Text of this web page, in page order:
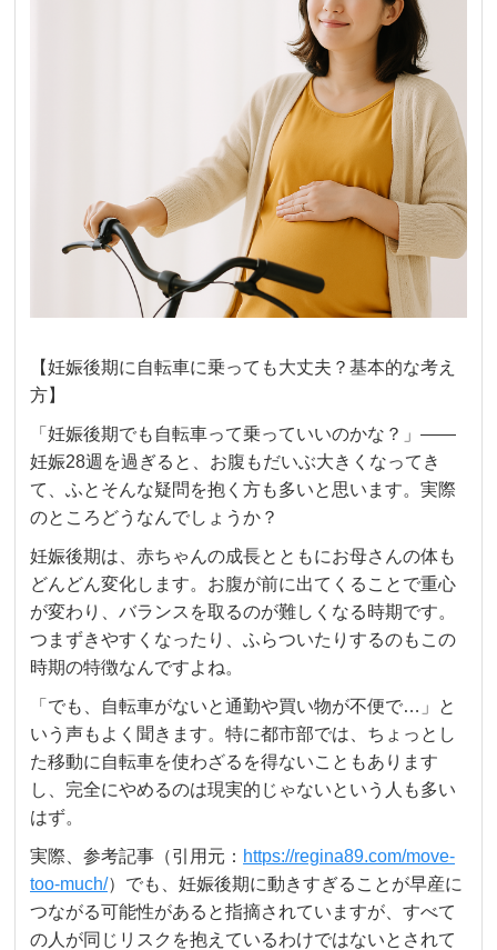
【妊娠後期に自転車に乗っても大丈夫？基本的な考え
方】
「妊娠後期でも自転車って乗っていいのかな？」――
妊娠28週を過ぎると、お腹もだいぶ大きくなってき
て、ふとそんな疑問を抱く方も多いと思います。実際
のところどうなんでしょうか？
妊娠後期は、赤ちゃんの成長とともにお母さんの体も
どんどん変化します。お腹が前に出てくることで重心
が変わり、バランスを取るのが難しくなる時期です。
つまずきやすくなったり、ふらついたりするのもこの
時期の特徴なんですよね。
「でも、自転車がないと通勤や買い物が不便で…」と
いう声もよく聞きます。特に都市部では、ちょっとし
た移動に自転車を使わざるを得ないこともあります
し、完全にやめるのは現実的じゃないという人も多い
はず。
実際、参考記事（引用元： https://regina89.com/move-
too-much/）でも、妊娠後期に動きすぎることが早産に
つながる可能性があると指摘されていますが、すべて
の人が同じリスクを抱えているわけではないとされて